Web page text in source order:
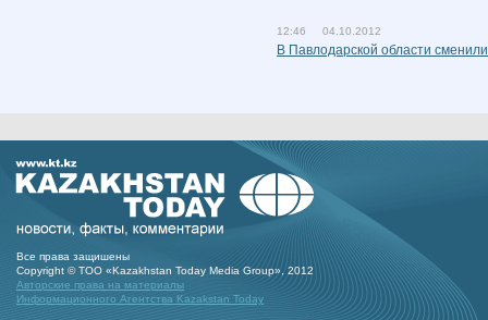
12:46 04.10.2012
В Павлодарской области
Все права защишены
Copyright © ТОО «Kazakhstan Today Media Group», 2012
Авторские права на материалы
Информационного Агентства Kazakstan Today